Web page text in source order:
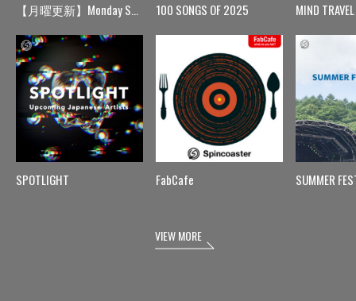
【月曜更新】Monday Spin
SPOTLIGHT
100 SONGS OF 2025
FabCafe
MIND TRAVEL
SUMMER
VIEW MORE